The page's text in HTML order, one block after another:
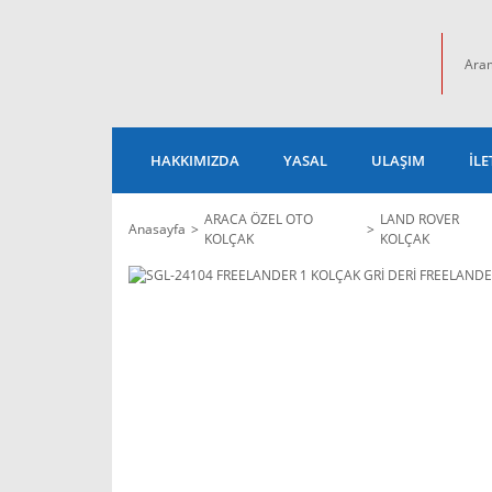
HAKKIMIZDA YASAL ULAŞIM
Anasayfa
ARACA ÖZEL OTO
KOLÇAK
LAND ROVER
KOLÇAK